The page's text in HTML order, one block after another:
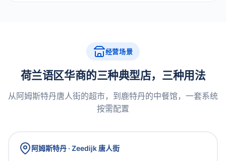
经营场景
荷兰语区华商的三种典型店，三种用法
从阿姆斯特丹唐人街的超市，到鹿特丹的中餐馆，一套系统
按需配置
阿姆斯特丹 · Zeedijk 唐人街